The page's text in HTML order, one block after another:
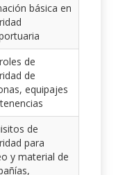
básica en
de
de
equipajes
de
para
y material de